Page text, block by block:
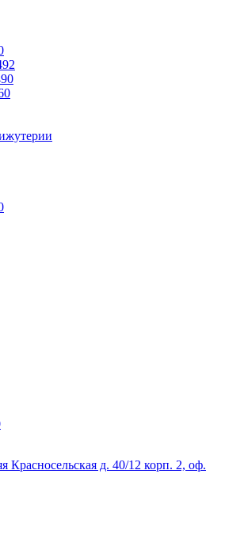
Красносельская д. 40/12 корп. 2, оф.